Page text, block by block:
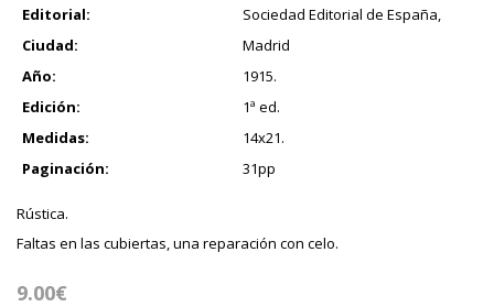
Editorial:
Sociedad Editorial de España,
Ciudad:
Madrid
Año:
1915.
Edición:
1ª ed.
Medidas:
14x21.
Paginación:
31pp
Rústica.
Faltas en las cubiertas, una reparación con celo.
9.00€